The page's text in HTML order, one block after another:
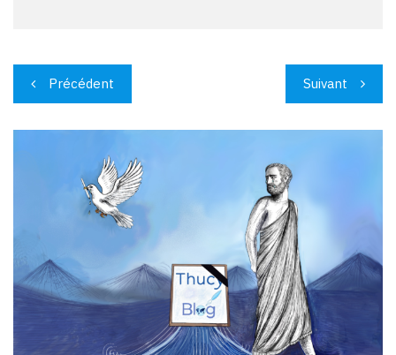
Navigation
de
l’article
Précédent Suivant